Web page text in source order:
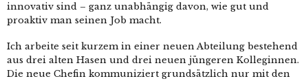
innovativ sind – ganz unabhängig davon, wie gut und
proaktiv man seinen Job macht.
Ich arbeite seit kurzem in einer neuen Abteilung bestehend
aus drei alten Hasen und drei neuen jüngeren Kolleginnen.
Die neue Chefin kommuniziert grundsätzlich nur mit den